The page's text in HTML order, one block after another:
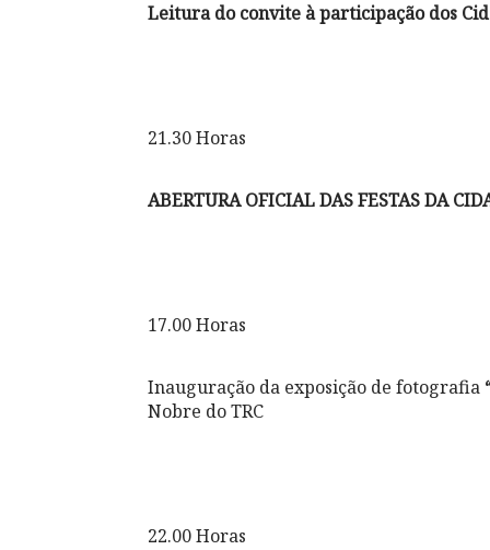
Leitura do convite à participação dos
21.30 Horas
ABERTURA OFICIAL DAS FESTAS DA
17.00 Horas
Inauguração da exposição de fotografia
Nobre do TRC
22.00 Horas